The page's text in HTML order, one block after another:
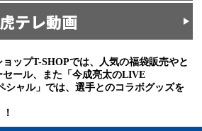
虎テレ動画
ップT-SHOPでは、人気の福袋販売やと
セール、また「今成亮太のLIVE
シャル」では、選手とのコラボグッズを